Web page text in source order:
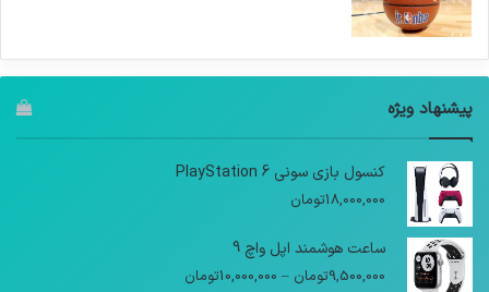
پیشنهاد ویژه
کنسول بازی سونی PlayStation 6
18,000,000تومان
ساعت هوشمند اپل واچ 9
9,500,000تومان –
10,000,000تومان